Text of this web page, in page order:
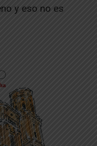
y eso no es